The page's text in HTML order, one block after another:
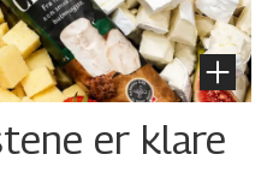
er klare